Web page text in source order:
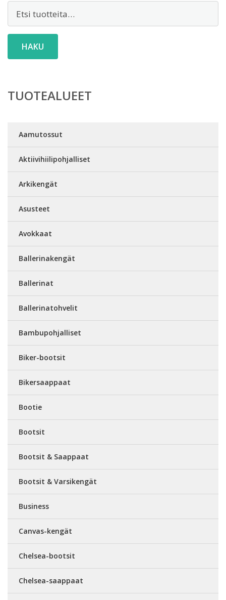
HAKU
TUOTEALUEET
Aamutossut
Aktiivihiilipohjalliset
Arkikengät
Asusteet
Avokkaat
Ballerinakengät
Ballerinat
Ballerinatohvelit
Bambupohjalliset
Biker-bootsit
Bikersaappaat
Bootie
Bootsit
Bootsit & Saappaat
Bootsit & Varsikengät
Business
Canvas-kengät
Chelsea-bootsit
Chelsea-saappaat